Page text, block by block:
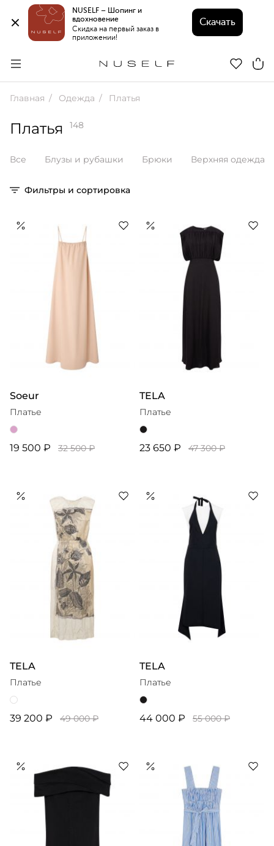
NUSELF – Шопинг и
вдохновение
Скидка на первый заказ в
приложении!
Скачать
Главная Одежда Платья
Платья 148
Все Блузы и рубашки Брюки Верхняя одежда
Фильтры и сортировка
Soeur
Платье
19 500 ₽ 32 500 ₽
TELA
Платье
23 650 ₽ 47 300 ₽
TELA
Платье
39 200 ₽ 49 000 ₽
TELA
Платье
44 000 ₽ 55 000 ₽